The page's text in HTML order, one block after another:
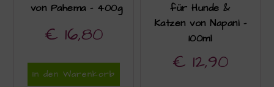
von Pahema – 400g
€ 16,80
In den Warenkorb
für Hunde &
Katzen von Napani –
100ml
€ 12,90